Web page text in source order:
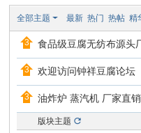
腐
全部主题 最新 热门 热帖 精
食品级豆腐无纺布源头
欢迎访问钟祥豆腐论坛
油炸炉 蒸汽机 厂家直
版块主题